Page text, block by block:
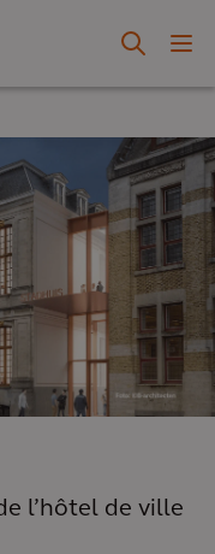
l’hôtel de ville